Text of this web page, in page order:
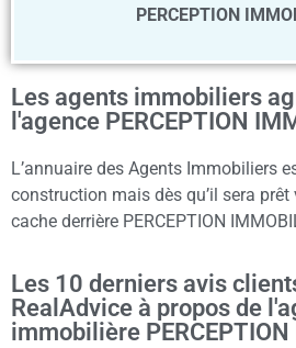
PERCEPTION
Les agents immobiliers
l'agence PERCEPTION
L’annuaire des Agents Immobiliers
construction mais dès qu’il sera
cache derrière PERCEPTION
Les 10 derniers avis
RealAdvice à propos de
immobilière PERCEPTION